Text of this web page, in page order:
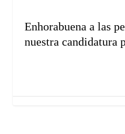
Enhorabuena a las
nuestra candidatura